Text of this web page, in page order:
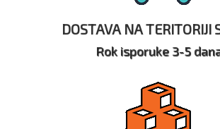
DOSTAVA NA TERITORIJI
Rok isporuke 3-5